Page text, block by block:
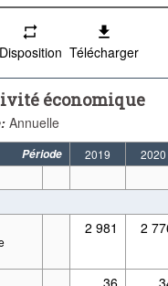
Disposition Télécharger
économique
Annuelle
Période 2019 2020
2 981 2
36